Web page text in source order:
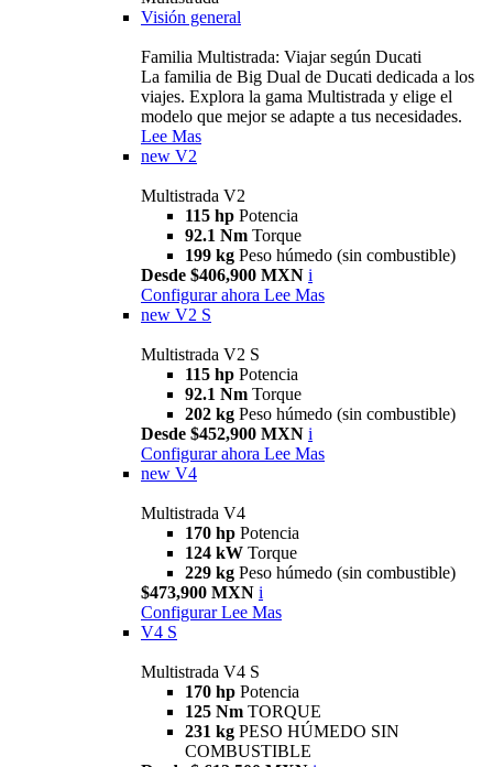
Visión general
Familia Multistrada: Viajar según Ducati
La familia de Big Dual de Ducati dedicada a los
viajes. Explora la gama Multistrada y elige el
modelo que mejor se adapte a tus necesidades.
Lee Mas
new V2
Multistrada V2
115 hp Potencia
92.1 Nm Torque
199 kg Peso húmedo (sin combustible)
Desde $406,900 MXN i
Configurar ahora Lee Mas
new V2 S
Multistrada V2 S
115 hp Potencia
92.1 Nm Torque
202 kg Peso húmedo (sin combustible)
Desde $452,900 MXN i
Configurar ahora Lee Mas
new V4
Multistrada V4
170 hp Potencia
124 kW Torque
229 kg Peso húmedo (sin combustible)
$473,900 MXN i
Configurar Lee Mas
V4 S
Multistrada V4 S
170 hp Potencia
125 Nm TORQUE
231 kg PESO HÚMEDO SIN
COMBUSTIBLE